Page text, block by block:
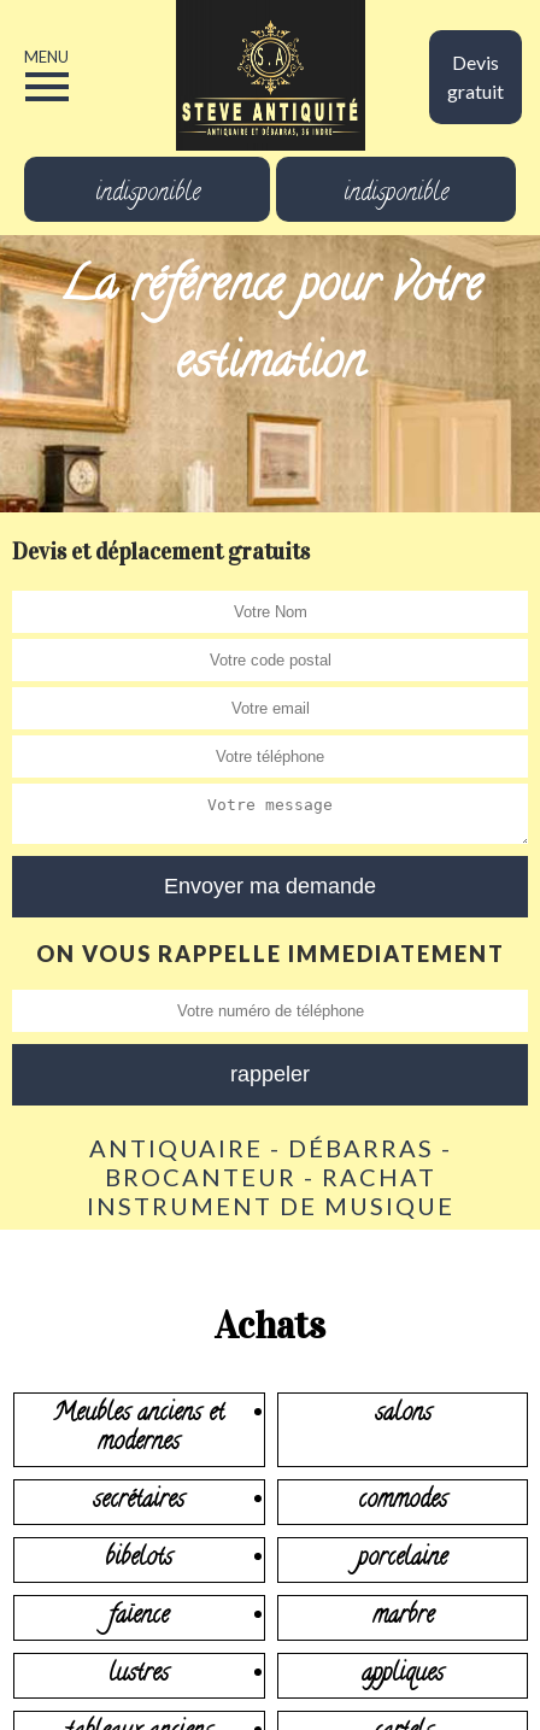
Devis
gratuit
MENU
indisponible indisponible
La référence pour votre
estimation
Devis et déplacement gratuits
ON VOUS RAPPELLE IMMEDIATEMENT
ANTIQUAIRE - DÉBARRAS -
BROCANTEUR - RACHAT
INSTRUMENT DE MUSIQUE
Achats
Meubles anciens et
modernes
salons
secrétaires
commodes
bibelots
porcelaine
faïence
marbre
lustres
appliques